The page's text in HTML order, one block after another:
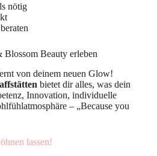
nötig
Blossom Beauty erleben
von deinem neuen Glow!
bietet dir alles, was dein
Innovation, individuelle
– „Because you
lassen!